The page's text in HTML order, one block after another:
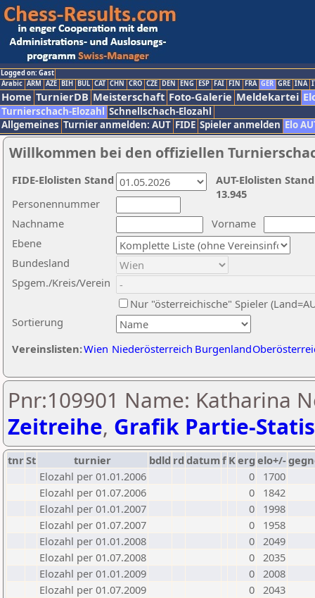
Logged on: Gast
Arabic ARM AZE BIH BUL CAT CHN CRO CZE DEN ENG ESP FAI FIN FRA GER GRE INA
Home TurnierDB Meisterschaft Foto-Galerie Meldekartei
Turnierschach-Elozahl Schnellschach-Elozahl
Allgemeines Turnier anmelden: AUT FIDE Spieler anmelden Elo
Willkommen bei den offiziellen
Nachname
Vorname
Ebene
Sortierung
Personennummer
Bundesland
Spgem./Kreis/Verein
Nur "österreichische" Spieler
Vereinslisten:Wien Niederösterreich Burgenland
AUT-Elolisten
13.945
FIDE-Elolisten Stand
Pnr:109901 Name: Katharina
Zeitreihe, Grafik Partie-
tnrSt turnier bdld rd datumf Kerg elo+/-
Elozahl per 01.01.2006
0
1700
Elozahl per 01.07.2006
0
1842
Elozahl per 01.01.2007
0
1998
Elozahl per 01.07.2007
0
1958
Elozahl per 01.01.2008
0 2049
Elozahl per 01.07.2008
0 2035
Elozahl per 01.01.2009
0 2008
Elozahl per 01.07.2009
0 2043